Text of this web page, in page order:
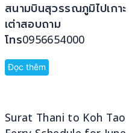
สนามบินสุวรรณภูมิไปเกาะ
เต่าสอบถาม
โทร0956654000
Đọc thêm
Surat Thani to Koh Tao